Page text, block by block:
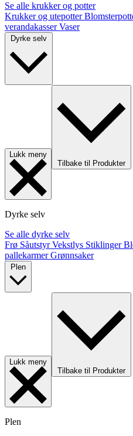
Se alle krukker og potter
Krukker og utepotter
verandakasserVaser
Lukk meny
Tilbake til Produkter
Dyrke selv
Se alle dyrke selv
Frø SåutstyrVekstlys Stiklinger
pallekarmerGrønnsaker
Lukk meny
Tilbake til Produkter
Plen